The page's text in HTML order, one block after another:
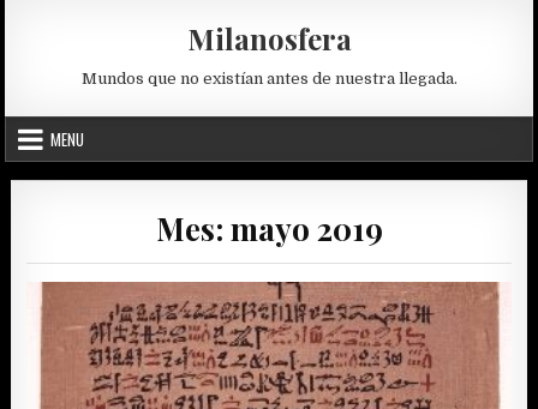
Milanosfera
Mundos que no existían antes de nuestra llegada.
MENU
Mes: mayo 2019